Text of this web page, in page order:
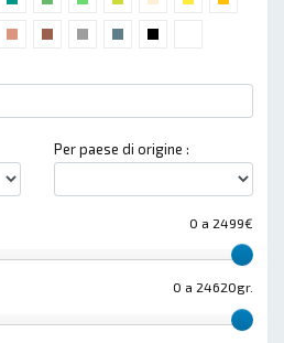
Per paese di origine :
0 a 2499€
0 a 24620gr.